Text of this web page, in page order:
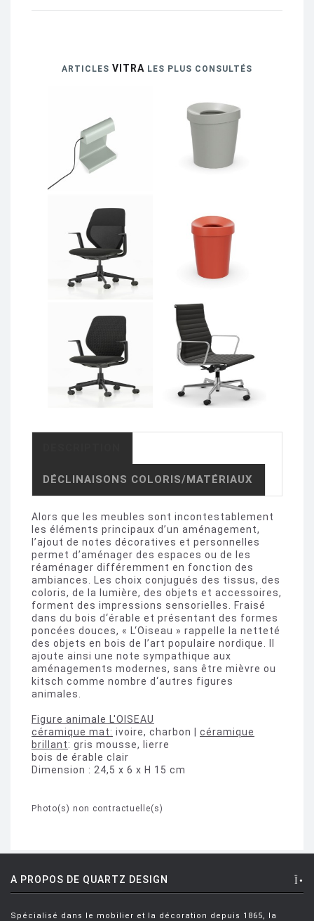
ARTICLES VITRA LES PLUS CONSULTÉS
DÉCLINAISONS COLORIS/MATÉRIAUX
Alors que les meubles sont incontestablement
les éléments principaux d’un aménagement,
l’ajout de notes décoratives et personnelles
permet d’aménager des espaces ou de les
réaménager différemment en fonction des
ambiances. Les choix conjugués des tissus, des
coloris, de la lumière, des objets et accessoires,
forment des impressions sensorielles. Fraisé
dans du bois d‘érable et présentant des formes
poncées douces, « L‘Oiseau » rappelle la netteté
des objets en bois de l’art populaire nordique. Il
ajoute ainsi une note sympathique aux
aménagements modernes, sans être mièvre ou
kitsch comme nombre d‘autres figures
animales.
Figure animale L'OISEAU
céramique mat: ivoire, charbon | céramique
brillant: gris mousse, lierre
bois de érable clair
Dimension : 24,5 x 6 x H 15 cm
Photo(s) non contractuelle(s)
A PROPOS DE QUARTZ DESIGN
Spécialisé dans le mobilier et la décoration depuis 1865, la